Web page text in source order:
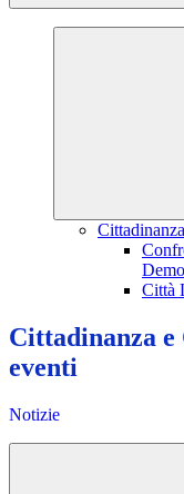
Città
Cittadinanza
eventi
Notizie